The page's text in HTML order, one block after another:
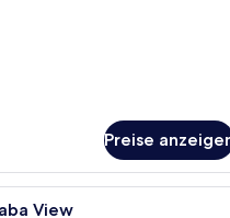
Preise
Ein Hotelzimmer mit großem
View